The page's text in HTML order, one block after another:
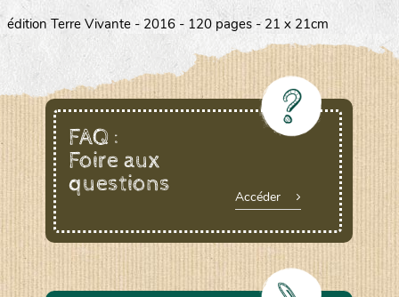
édition Terre Vivante - 2016 - 120 pages - 21 x 21cm
FAQ :
Foire aux
questions
Accéder